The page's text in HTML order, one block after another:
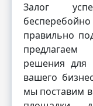
Залог
правильно
предлагаем
решения для
вашего
мы поставим